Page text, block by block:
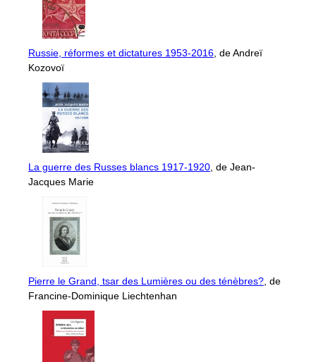
Russie, réformes et dictatures 1953-2016, de Andreï
Kozovoï
La guerre des Russes blancs 1917-1920, de Jean-
Jacques Marie
Pierre le Grand, tsar des Lumières ou des ténèbres?, de
Francine-Dominique Liechtenhan